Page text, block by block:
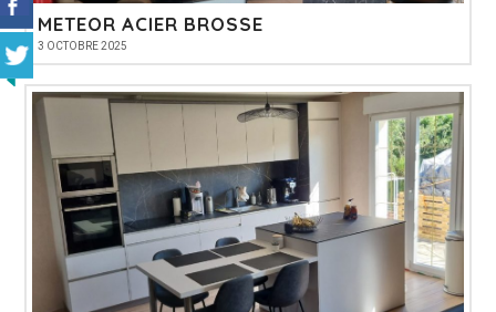
METEOR ACIER BROSSE
3 OCTOBRE 2025